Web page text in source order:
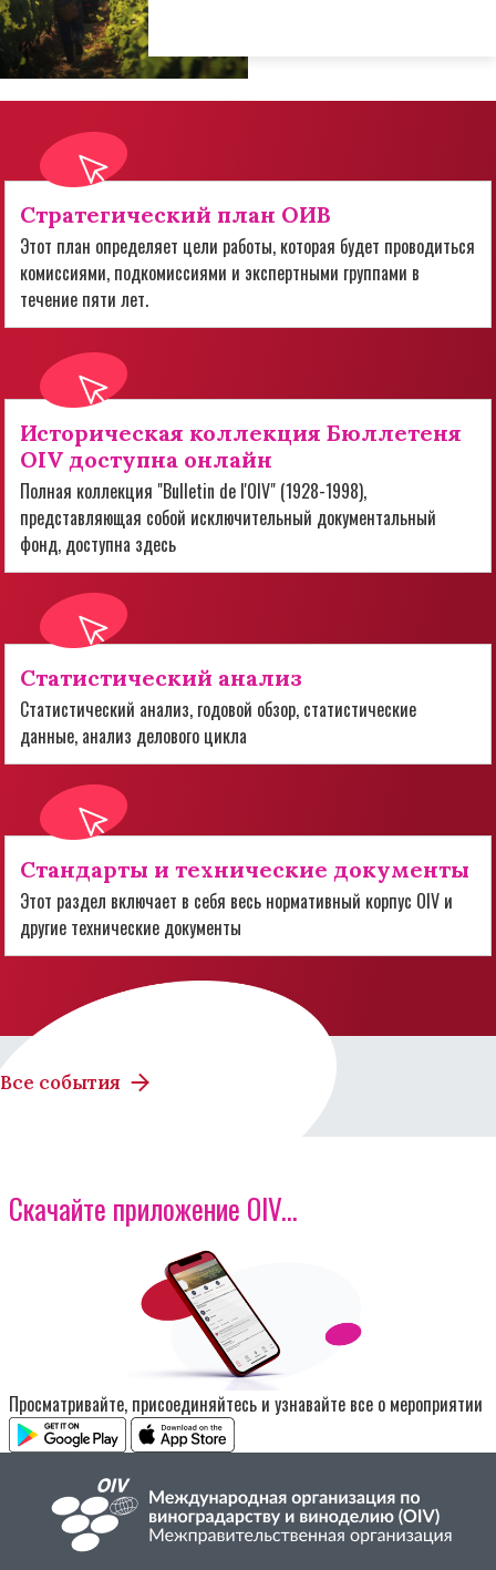
Стратегический план ОИВ
Этот план определяет цели работы, которая будет проводиться
комиссиями, подкомиссиями и экспертными группами в
течение пяти лет.
Историческая коллекция Бюллетеня
OIV доступна онлайн
Полная коллекция "Bulletin de l'OIV" (1928-1998),
представляющая собой исключительный документальный
фонд, доступна здесь
Статистический анализ
Статистический анализ, годовой обзор, статистические
данные, анализ делового цикла
Стандарты и технические документы
Этот раздел включает в себя весь нормативный корпус OIV и
другие технические документы
Все события
Скачайте приложение OIV...
Изображение
Просматривайте, присоединяйтесь и узнавайте все о мероприятии